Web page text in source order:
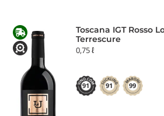
Toscana IGT Rosso
Terrescure
0,75 ℓ
91 91 99